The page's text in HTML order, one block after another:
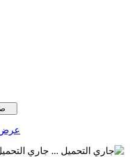
عرض
جاري